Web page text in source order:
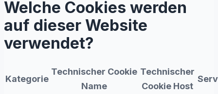
Welche Cookies werden
auf dieser Website
verwendet?
Kategorie
Technischer Cookie
Name
Technischer
Cookie Host